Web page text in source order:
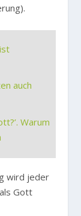
auch
Warum
wird jeder
Gott